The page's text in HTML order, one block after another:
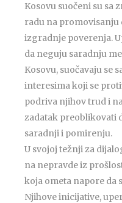
Kosovu suočeni su sa
radu na
izgradnje poverenja.
da neguju saradnju
Kosovu, suočavaju se
interesima koji se
podriva njihov trud i
zadatak preoblikovati
saradnji i pomirenju.
U svojoj težnji za
na nepravde iz
koja ometa napore da
Njihove inicijative,